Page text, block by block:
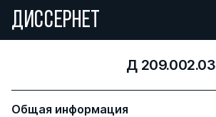
ДИССЕРНЕТ
Д 209.002.03
Общая информация